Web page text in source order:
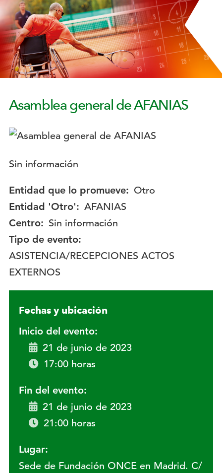
Asamblea general de AFANIAS
Logotipo:
Descripción:
Sin información
Entidad que lo promueve: Otro
Entidad 'Otro': AFANIAS
Centro: Sin información
Tipo de evento:
ASISTENCIA/RECEPCIONES ACTOS
EXTERNOS
Fechas y ubicación
Inicio del evento:
21 de junio de 2023
17:00 horas
Fin del evento:
21 de junio de 2023
21:00 horas
Lugar:
Sede de Fundación ONCE en Madrid. C/